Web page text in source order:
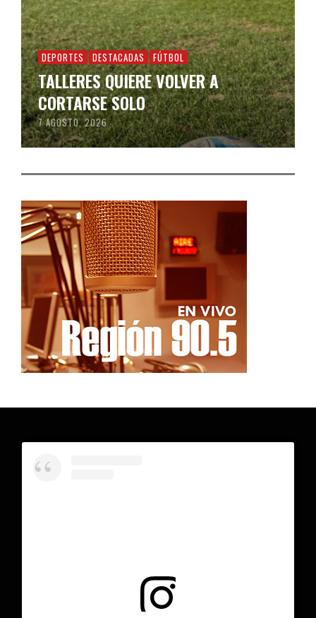
DEPORTES DESTACADAS FÚTBOL
TALLERES QUIERE VOLVER A
CORTARSE SOLO
7 AGOSTO, 2026